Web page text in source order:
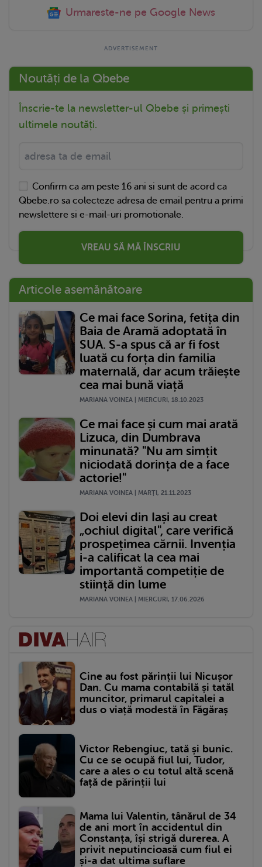
Urmareste-ne pe Google News
Noutăți de la Qbebe
Înscrie-te la newsletter-ul Qbebe și primești
ultimele noutăți.
Confirm ca am peste 16 ani si sunt de acord ca
Qbebe.ro sa colecteze adresa de email pentru a primi
newslettere si e-mail-uri promotionale.
VREAU SĂ MĂ ÎNSCRIU
Articole asemănătoare
Ce mai face Sorina, fetița din
Baia de Aramă adoptată în
SUA. S-a spus că ar fi fost
luată cu forța din familia
maternală, dar acum trăiește
cea mai bună viață
MARIANA VOINEA | MIERCURI, 18.10.2023
Ce mai face și cum mai arată
Lizuca, din Dumbrava
minunată? "Nu am simțit
niciodată dorința de a face
actorie!"
MARIANA VOINEA | MARŢI, 21.11.2023
Doi elevi din Iași au creat
„ochiul digital", care verifică
prospețimea cărnii. Invenția
i-a calificat la cea mai
importantă competiție de
stiință din lume
MARIANA VOINEA | MIERCURI, 17.06.2026
Cine au fost părinții lui Nicușor
Dan. Cu mama contabilă și tatăl
muncitor, primarul capitalei a
dus o viață modestă în Făgăraș
Victor Rebengiuc, tată și bunic.
Cu ce se ocupă fiul lui, Tudor,
care a ales o cu totul altă scenă
față de părinții lui
Mama lui Valentin, tânărul de 34
de ani mort în accidentul din
Constanța, își strigă durerea. A
privit neputincioasă cum fiul ei
și-a dat ultima suflare